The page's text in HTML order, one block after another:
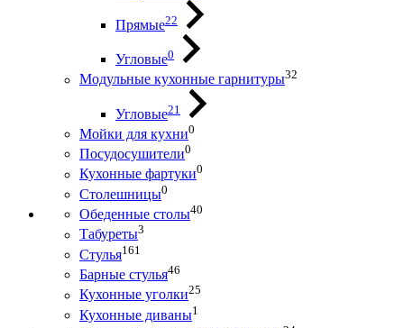
Прямые22
Угловые0
Модульные кухонные гарнитуры32
Угловые21
Мойки для кухни0
Посудосушители0
Кухонные фартуки0
Столешницы0
Обеденные столы40
Табуреты3
Стулья161
Барные стулья46
Кухонные уголки25
Кухонные диваны1